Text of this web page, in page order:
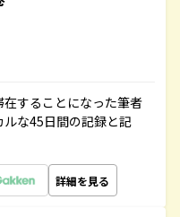
することになった筆者
な45日間の記録と記
詳細を見る